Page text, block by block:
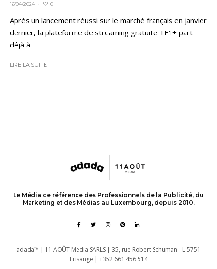
16/04/2024 · 0
Après un lancement réussi sur le marché français en janvier
dernier, la plateforme de streaming gratuite TF1+ part
déjà à...
LIRE LA SUITE
Le Média de référence des Professionnels de la Publicité, du
Marketing et des Médias au Luxembourg, depuis 2010.
adada™ | 11 AOÛT Media SARLS | 35, rue Robert Schuman - L-5751
Frisange | +352 661 456 514